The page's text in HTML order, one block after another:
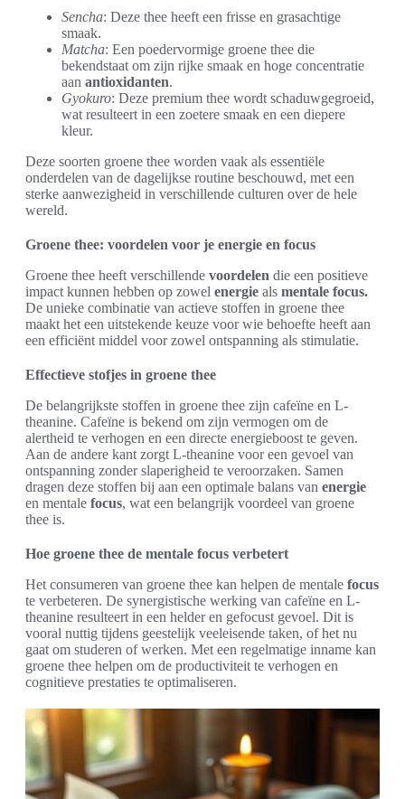
Sencha: Deze thee heeft een frisse en grasachtige
smaak.
Matcha: Een poedervormige groene thee die
bekendstaat om zijn rijke smaak en hoge concentratie
aan antioxidanten.
Gyokuro: Deze premium thee wordt schaduwgegroeid,
wat resulteert in een zoetere smaak en een diepere
kleur.
Deze soorten groene thee worden vaak als essentiële
onderdelen van de dagelijkse routine beschouwd, met een
sterke aanwezigheid in verschillende culturen over de hele
wereld.
Groene thee: voordelen voor je energie en focus
Groene thee heeft verschillende voordelen die een positieve
impact kunnen hebben op zowel energie als mentale focus.
De unieke combinatie van actieve stoffen in groene thee
maakt het een uitstekende keuze voor wie behoefte heeft aan
een efficiënt middel voor zowel ontspanning als stimulatie.
Effectieve stofjes in groene thee
De belangrijkste stoffen in groene thee zijn cafeïne en L-
theanine. Cafeïne is bekend om zijn vermogen om de
alertheid te verhogen en een directe energieboost te geven.
Aan de andere kant zorgt L-theanine voor een gevoel van
ontspanning zonder slaperigheid te veroorzaken. Samen
dragen deze stoffen bij aan een optimale balans van energie
en mentale focus, wat een belangrijk voordeel van groene
thee is.
Hoe groene thee de mentale focus verbetert
Het consumeren van groene thee kan helpen de mentale focus
te verbeteren. De synergistische werking van cafeïne en L-
theanine resulteert in een helder en gefocust gevoel. Dit is
vooral nuttig tijdens geestelijk veeleisende taken, of het nu
gaat om studeren of werken. Met een regelmatige inname kan
groene thee helpen om de productiviteit te verhogen en
cognitieve prestaties te optimaliseren.